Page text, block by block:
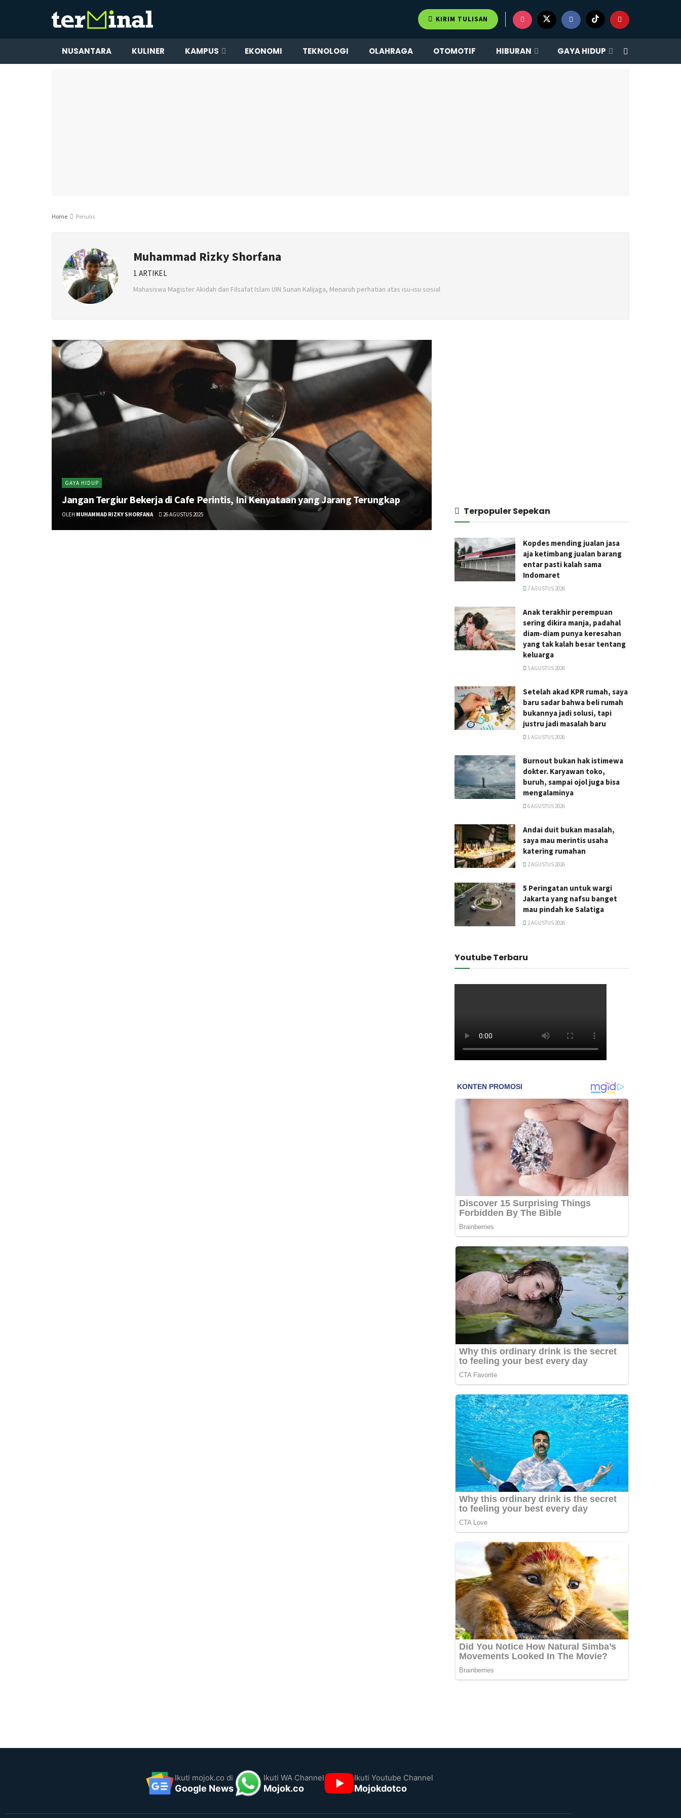
KIRIM TULISAN
NUSANTARA KULINER KAMPUS EKONOMI TEKNOLOGI OLAHRAGA OTOMOTIF HIBURAN GAYA HIDUP
Home Penulis
Muhammad Rizky Shorfana
1 ARTIKEL
Mahasiswa Magister Akidah dan Filsafat Islam UIN Sunan Kalijaga, Menaruh perhatian atas isu-isu sosial
GAYA HIDUP
Jangan Tergiur Bekerja di Cafe Perintis, Ini Kenyataan yang Jarang Terungkap
OLEH MUHAMMAD RIZKY SHORFANA 26 AGUSTUS 2025 Terpopuler Sepekan
Kopdes mending jualan jasa
aja ketimbang jualan barang
entar pasti kalah sama
Indomaret
7 AGUSTUS 2026
Anak terakhir perempuan
sering dikira manja, padahal
diam-diam punya keresahan
yang tak kalah besar tentang
keluarga
5 AGUSTUS 2026
Setelah akad KPR rumah, saya
baru sadar bahwa beli rumah
bukannya jadi solusi, tapi
justru jadi masalah baru
1 AGUSTUS 2026
Burnout bukan hak istimewa
dokter. Karyawan toko,
buruh, sampai ojol juga bisa
mengalaminya
6 AGUSTUS 2026
Andai duit bukan masalah,
saya mau merintis usaha
katering rumahan
2 AGUSTUS 2026
5 Peringatan untuk wargi
Jakarta yang nafsu banget
mau pindah ke Salatiga
2 AGUSTUS 2026
Youtube Terbaru
Ikuti mojok.co di
Google News
Ikuti WA Channel
Mojok.co
Ikuti Youtube Channel
Mojokdotco